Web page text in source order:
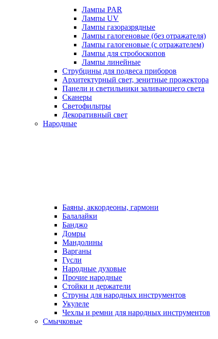
Лампы PAR
Лампы UV
Лампы газоразрядные
Лампы галогеновые (без отражателя)
Лампы галогеновые (с отражателем)
Лампы для стробоскопов
Лампы линейные
Струбцины для подвеса приборов
Архитектурный свет, зенитные прожектора
Панели и светильники заливающего света
Сканеры
Светофильтры
Декоративный свет
Народные
Баяны, аккордеоны, гармони
Балалайки
Банджо
Домры
Мандолины
Варганы
Гусли
Народные духовые
Прочие народные
Стойки и держатели
Струны для народных инструментов
Укулеле
Чехлы и ремни для народных инструментов
Смычковые